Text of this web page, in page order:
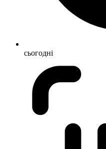
сьогодні